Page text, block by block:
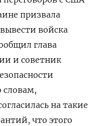
призвала
войска
глава
и советник
словам,
на такие
что этого